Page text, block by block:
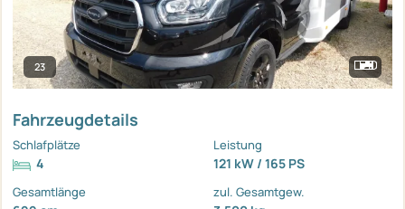
23
Fahrzeugdetails
Schlafplätze
4
Leistung
121 kW / 165 PS
Gesamtlänge zul. Gesamtgew.